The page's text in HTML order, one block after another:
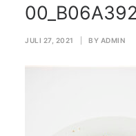
JULI 27, 2021 BY ADMIN